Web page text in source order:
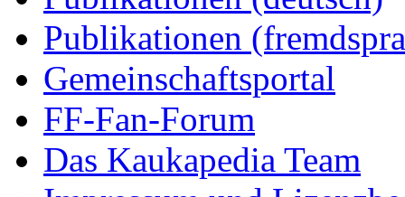
Publikationen
Gemeinschaftsportal
FF-Fan-Forum
Das Kaukapedia Team